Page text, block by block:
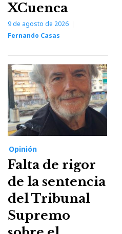
XCuenca
9 de agosto de 2026
Fernando Casas
Opinión
Falta de rigor
de la sentencia
del Tribunal
Supremo